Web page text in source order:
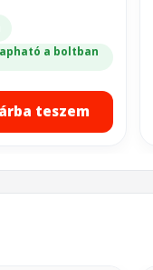
a boltban
teszem